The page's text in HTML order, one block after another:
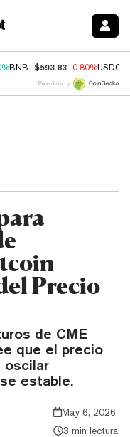
BNB $593.83 -0.80%USDC
Price data by
Precio
de CME
que el precio
oscilar
estable.
May 6, 2026
3 min lectura